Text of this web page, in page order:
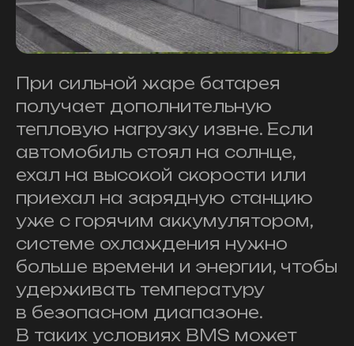
При сильной жаре батарея
получает дополнительную
тепловую нагрузку извне. Если
автомобиль стоял на солнце,
ехал на высокой скорости или
приехал на зарядную станцию
уже с горячим аккумулятором,
системе охлаждения нужно
больше времени и энергии, чтобы
удерживать температуру
в безопасном диапазоне.
В таких условиях BMS может